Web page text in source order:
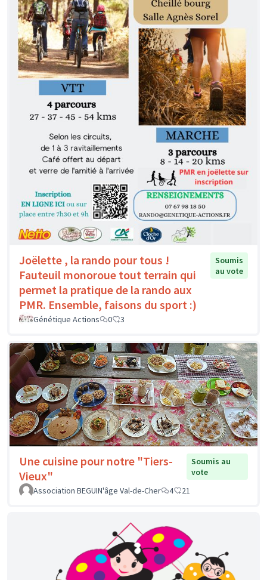
Joëlette , la rando pour tous !
Fauteuil monoroue tout terrain qui
permet la pratique de la rando aux
PMR. Ensemble, faisons du sport :)
Soumis
au vote
Génétique Actions 0 3
Une cuisine pour notre "Tiers-
Vieux"
Soumis au
vote
Association BEGUIN'âge Val-de-Cher
4 21